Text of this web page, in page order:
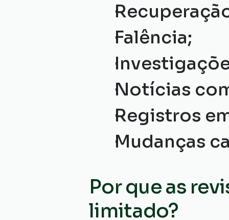
Falência;
Notícias
Registros
Mudanças
Por que as
limitado?